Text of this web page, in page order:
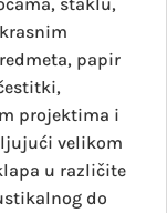
papir
projektima i
velikom
u različite
do